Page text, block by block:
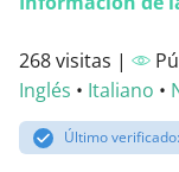
268 visitas |
Inglés • Italiano •
Último